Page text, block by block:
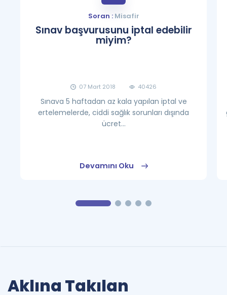
Soran :Misafir
Sınav başvurusunu iptal edebilir
miyim?
07 Mart 2018 40426
Sınava 5 haftadan az kala yapılan iptal ve
ertelemelerde, ciddi sağlık sorunları dışında
ücret...
Devamını Oku
Aklına Takılan